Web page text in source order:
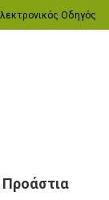
Οδηγός